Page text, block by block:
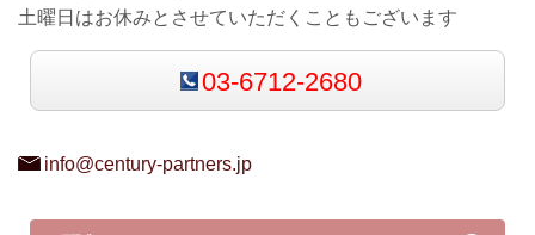
土曜日はお休みとさせていただくこともございます
03-6712-2680
info@century-partners.jp